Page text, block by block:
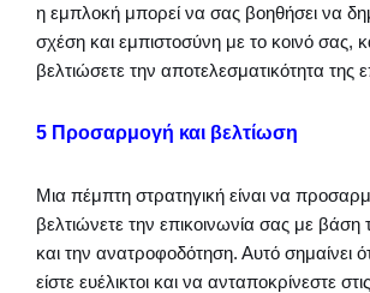
η εμπλοκή μπορεί να σας βοηθήσει να
σχέση και εμπιστοσύνη με το κοινό σας,
βελτιώσετε την αποτελεσματικότητα της
5 Προσαρμογή και βελτίωση
Μια πέμπτη στρατηγική είναι να
βελτιώνετε την επικοινωνία σας με
και την ανατροφοδότηση. Αυτό σημαίνει
είστε ευέλικτοι και να ανταποκρίνεστε στις